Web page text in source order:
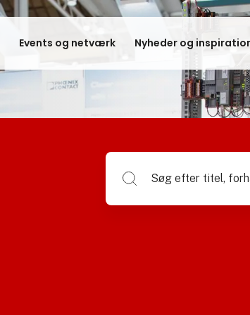
Events og netværk Nyheder og
Søg efter titel,